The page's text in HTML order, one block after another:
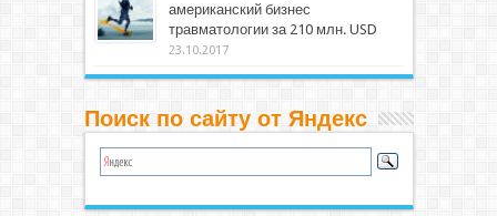
американский бизнес
травматологии за 210 млн. USD
23.10.2017
Поиск по сайту от Яндекс